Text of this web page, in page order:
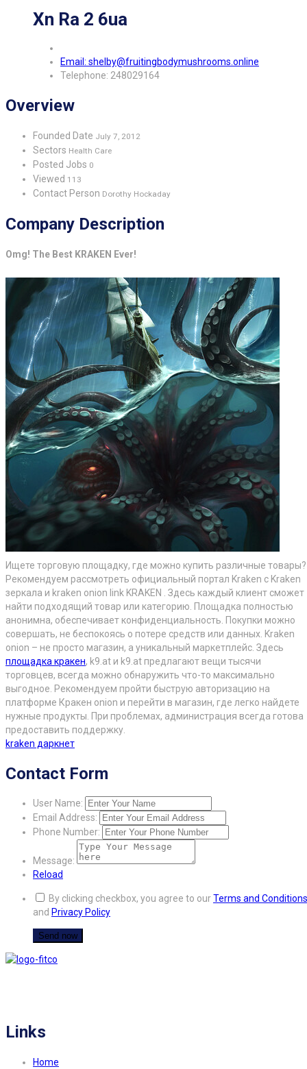
Xn Ra 2 6ua
Email: shelby@fruitingbodymushrooms.online
Telephone: 248029164
Overview
Founded Date July 7, 2012
Sectors Health Care
Posted Jobs 0
Viewed 113
Contact Person Dorothy Hockaday
Company Description
Omg! The Best KRAKEN Ever!
Ищете торговую площадку, где можно купить различные товары?
Рекомендуем рассмотреть официальный портал Kraken с Kraken
зеркала и kraken onion link KRAKEN . Здесь каждый клиент сможет
найти подходящий товар или категорию. Площадка полностью
анонимна, обеспечивает конфиденциальность. Покупки можно
совершать, не беспокоясь о потере средств или данных. Kraken
onion – не просто магазин, а уникальный маркетплейс. Здесь
площадка кракен, k9.at и k9.at предлагают вещи тысячи
торговцев, всегда можно обнаружить что-то максимально
выгодное. Рекомендуем пройти быструю авторизацию на
платформе Кракен onion и перейти в магазин, где легко найдете
нужные продукты. При проблемах, администрация всегда готова
предоставить поддержку.
kraken даркнет
Contact Form
User Name:
Email Address:
Phone Number:
Message:
Reload
By clicking checkbox, you agree to ourTerms and Conditions
and Privacy Policy
Links
Home